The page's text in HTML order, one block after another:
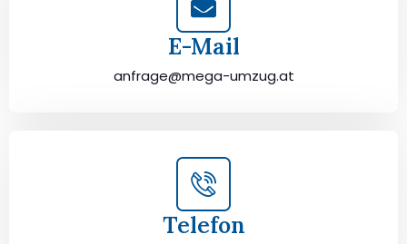
E-Mail
anfrage@mega-umzug.at
Telefon